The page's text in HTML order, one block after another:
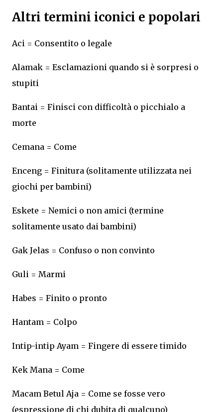
Altri termini iconici e popolari
Aci = Consentito o legale
Alamak = Esclamazioni quando si è sorpresi o
stupiti
Bantai = Finisci con difficoltà o picchialo a
morte
Cemana = Come
Enceng = Finitura (solitamente utilizzata nei
giochi per bambini)
Eskete = Nemici o non amici (termine
solitamente usato dai bambini)
Gak Jelas = Confuso o non convinto
Guli = Marmi
Habes = Finito o pronto
Hantam = Colpo
Intip-intip Ayam = Fingere di essere timido
Kek Mana = Come
Macam Betul Aja = Come se fosse vero
(espressione di chi dubita di qualcuno)